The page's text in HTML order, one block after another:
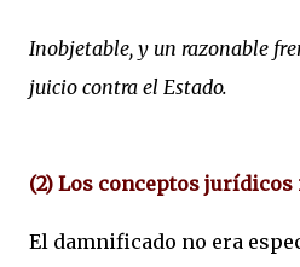
Inobjetable, y un razonable
juicio contra el Estado.
(2) Los conceptos
El damnificado no era